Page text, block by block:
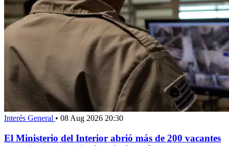
Interés General • 08 Aug 2026 20:30
El Ministerio del Interior abrió más de 200 vacantes